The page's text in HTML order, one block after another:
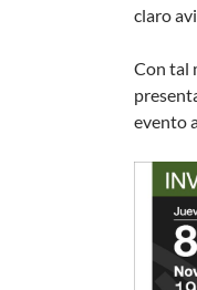
claro
Con tal
evento